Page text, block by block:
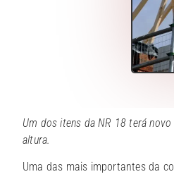
Um dos itens da NR 18 terá
altura.
Uma das mais importantes da